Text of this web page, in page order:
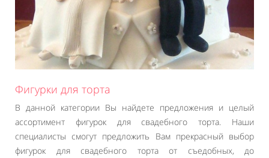
Фигурки для торта
В данной категории Вы найдете предложения и целый
ассортимент фигурок для свадебного торта. Наши
специалисты смогут предложить Вам прекрасный выбор
фигурок для свадебного торта от съедобных, до